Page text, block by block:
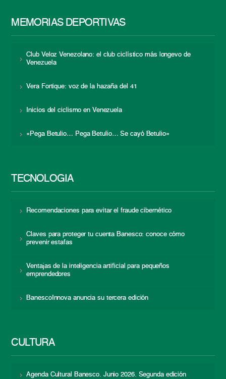
MEMORIAS DEPORTIVAS
Club Veloz Venezolano: el club ciclístico más longevo de
Venezuela
Vera Fortique: voz de la hazaña del 41
Inicios del ciclismo en Venezuela
«Pega Betulio… Pega Betulio… Se cayó Betulio»
TECNOLOGÍA
Recomendaciones para evitar el fraude cibernético
Claves para proteger tu cuenta Banesco: conoce cómo
prevenir estafas
Ventajas de la inteligencia artificial para pequeños
emprendedores
BanescoInnova anuncia su tercera edición
CULTURA
Agenda Cultural Banesco. Junio 2026. Segunda edición